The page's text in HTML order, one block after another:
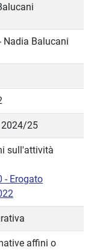
Nadia Balucani
2024/25
sull'attività
- Erogato
affini o